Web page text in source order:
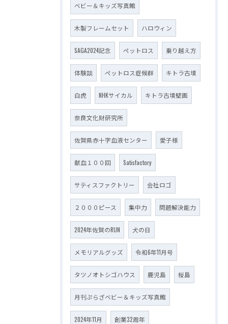
ベビー＆キッズ写真館
木製フレームセット ハロウィン
SAGA2024記念 ペットロス 乗り越え方
体験談 ペットロス症候群 キトラ古墳
白虎 NHKサイカル キトラ古墳壁画
奈良文化財研究所
佐賀県赤十字血液センター 愛子様
献血１００回 Satisfactory
サティスファクトリー 会社ロゴ
２０００ピース 集中力 問題解決能力
2024年佐賀のRUN 犬の日
メモリアルグッズ 令和6年11月号
タツノオトシゴハウス 鹿児島 桜島
月刊ぷらざベビー＆キッズ写真館
2024年11月 創業32周年